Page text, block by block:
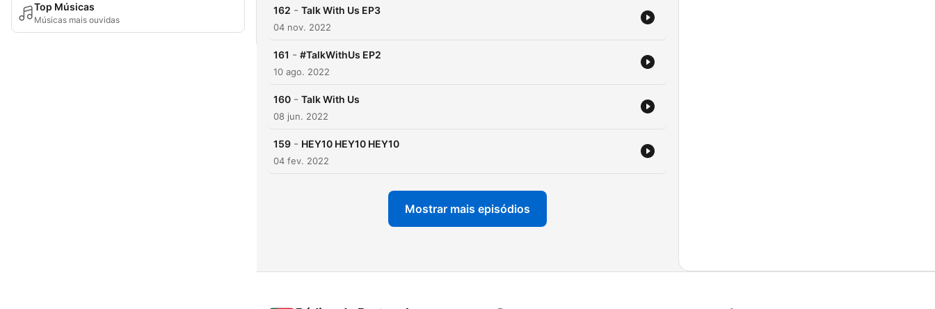
Top Músicas
Músicas mais ouvidas
162 - Talk With Us EP3
04 nov. 2022
161 - #TalkWithUs EP2
10 ago. 2022
160 - Talk With Us
08 jun. 2022
159 - HEY10 HEY10 HEY10
04 fev. 2022
Mostrar mais episódios